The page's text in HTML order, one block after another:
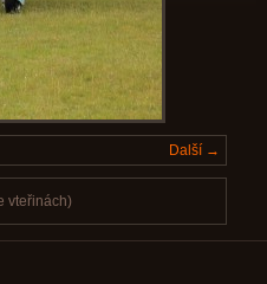
Další →
vteřinách)